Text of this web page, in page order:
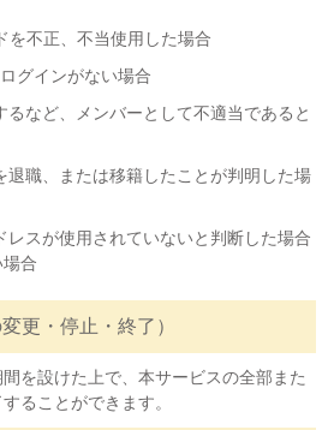
不正、不当使用した場合
グインがない場合
など、メンバーとして不適当であると
職、または移籍したことが判明した場
スが使用されていないと判断した場合
合
更・停止・終了）
を設けた上で、本サービスの全部また
ることができます。